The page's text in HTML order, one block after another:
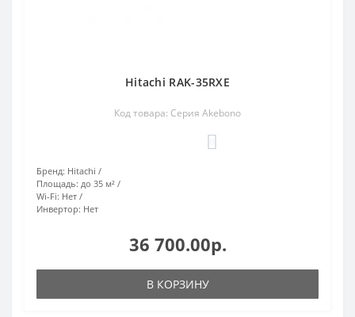
Hitachi RAK-35RXE
Код товара: Серия Akebono
Бренд: Hitachi
Площадь: до 35 м²
Wi-Fi: Нет
Инвертор: Нет
36 700.00р.
В КОРЗИНУ